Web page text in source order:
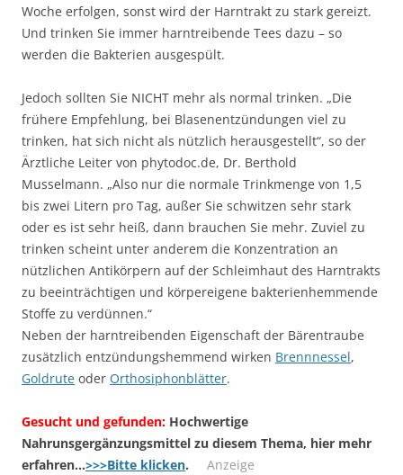
Woche erfolgen, sonst wird der Harntrakt zu stark gereizt.
Und trinken Sie immer harntreibende Tees dazu – so
werden die Bakterien ausgespült.
Jedoch sollten Sie NICHT mehr als normal trinken. „Die
frühere Empfehlung, bei Blasenentzündungen viel zu
trinken, hat sich nicht als nützlich herausgestellt“, so der
Ärztliche Leiter von phytodoc.de, Dr. Berthold
Musselmann. „Also nur die normale Trinkmenge von 1,5
bis zwei Litern pro Tag, außer Sie schwitzen sehr stark
oder es ist sehr heiß, dann brauchen Sie mehr. Zuviel zu
trinken scheint unter anderem die Konzentration an
nützlichen Antikörpern auf der Schleimhaut des Harntrakts
zu beeinträchtigen und körpereigene bakterienhemmende
Stoffe zu verdünnen.“
Neben der harntreibenden Eigenschaft der Bärentraube
zusätzlich entzündungshemmend wirken Brennnessel,
Goldrute oder Orthosiphonblätter.
Gesucht und gefunden: Hochwertige
Nahrunsgergänzungsmittel zu diesem Thema, hier mehr
erfahren…>>>Bitte klicken. Anzeige